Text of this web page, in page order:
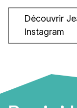
Découvrir
Instagram